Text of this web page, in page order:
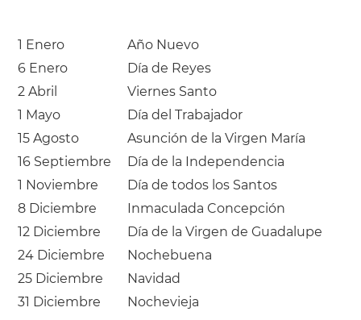
1 Enero
Año Nuevo
6 Enero
Día de Reyes
2 Abril
Viernes Santo
1 Mayo
Día del Trabajador
15 Agosto
Asunción de la Virgen María
16 Septiembre
Día de la Independencia
1 Noviembre
Día de todos los Santos
8 Diciembre
Inmaculada Concepción
12 Diciembre
Día de la Virgen de Guadalupe
24 Diciembre
Nochebuena
25 Diciembre
Navidad
31 Diciembre
Nochevieja